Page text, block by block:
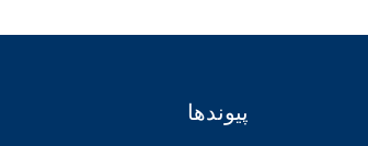
پیوندها